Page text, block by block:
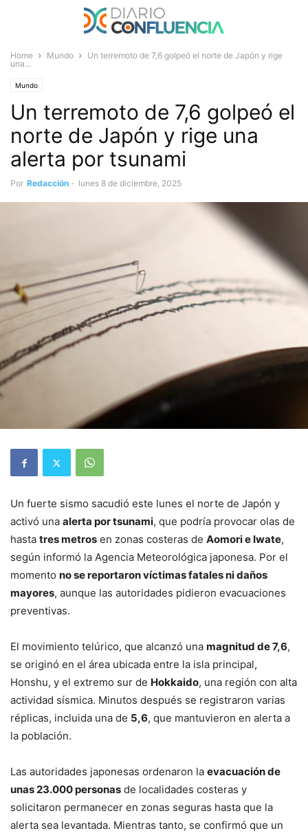
Home Mundo
Un terremoto de 7,6 golpeó el norte de Japón y rige
una...
Mundo
Un terremoto de 7,6 golpeó el
norte de Japón y rige una
alerta por tsunami
Por Redacción - lunes 8 de diciembre, 2025
Un fuerte sismo sacudió este lunes el norte de Japón y
activó una alerta por tsunami, que podría provocar olas de
hasta tres metros en zonas costeras de Aomori e Iwate,
según informó la Agencia Meteorológica japonesa. Por el
momento no se reportaron víctimas fatales ni daños
mayores, aunque las autoridades pidieron evacuaciones
preventivas.
El movimiento telúrico, que alcanzó una magnitud de 7,6,
se originó en el área ubicada entre la isla principal,
Honshu, y el extremo sur de Hokkaido, una región con alta
actividad sísmica. Minutos después se registraron varias
réplicas, incluida una de 5,6, que mantuvieron en alerta a
la población.
Las autoridades japonesas ordenaron la evacuación de
unas 23.000 personas de localidades costeras y
solicitaron permanecer en zonas seguras hasta que la
alerta sea levantada. Mientras tanto, se confirmó que un